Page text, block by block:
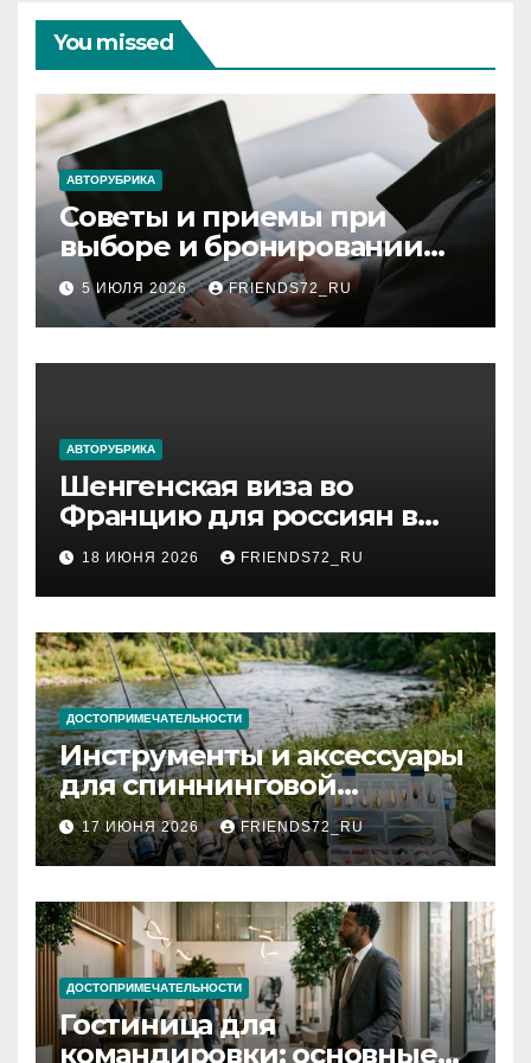
You missed
АВТОРУБРИКА
Советы и приемы при
выборе и бронировании
авиабилетов
5 ИЮЛЯ 2026 FRIENDS72_RU
АВТОРУБРИКА
Шенгенская виза во
Францию для россиян в
2026 году: сроки от 3 дней
и список необходимых
документов
18 ИЮНЯ 2026 FRIENDS72_RU
ДОСТОПРИМЕЧАТЕЛЬНОСТИ
Инструменты и аксессуары
для спиннинговой
рыбалки: назначение и
типы
17 ИЮНЯ 2026 FRIENDS72_RU
ДОСТОПРИМЕЧАТЕЛЬНОСТИ
Гостиница для
командировки: основные